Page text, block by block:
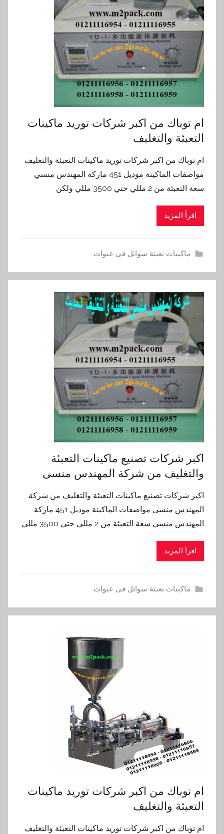
ام توباك من اكبر شركات توريد ماكينات
التعبئة والتغليف
ام توباك من اكبر شركات توريد ماكينات التعبئة والتغليف
مواصفات الماكينة موديل 451 ماركة المهندس منسي
سعة التعبئة من 2 مللي حتي 3500 مللي ولكن
اقرأ المزيد
ماكينات تعبئة سوائل فى عبوات
اكبر شركات تصنيع ماكينات التعبئة
والتغليف من شركة المهندس منسى
اكبر شركات تصنيع ماكينات التعبئة والتغليف من شركة
المهندس منسى مواصفات الماكينة موديل 451 ماركة
المهندس منسي سعة التعبئة من 2 مللي حتي 3500 مللي
اقرأ المزيد
ماكينات تعبئة سوائل فى عبوات
ام توباك من اكبر شركات توريد ماكينات
التعبئة والتغليف
ام توباك من اكبر شركات توريد ماكينات التعبئة والتغليف